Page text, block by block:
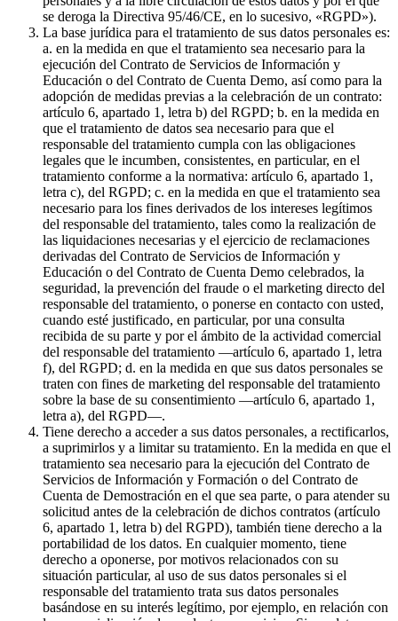
se deroga la Directiva 95/46/CE, en lo sucesivo, «RGPD»).
La base jurídica para el tratamiento de sus datos personales es:
a. en la medida en que el tratamiento sea necesario para la
ejecución del Contrato de Servicios de Información y
Educación o del Contrato de Cuenta Demo, así como para la
adopción de medidas previas a la celebración de un contrato:
artículo 6, apartado 1, letra b) del RGPD; b. en la medida en
que el tratamiento de datos sea necesario para que el
responsable del tratamiento cumpla con las obligaciones
legales que le incumben, consistentes, en particular, en el
tratamiento conforme a la normativa: artículo 6, apartado 1,
letra c), del RGPD; c. en la medida en que el tratamiento sea
necesario para los fines derivados de los intereses legítimos
del responsable del tratamiento, tales como la realización de
las liquidaciones necesarias y el ejercicio de reclamaciones
derivadas del Contrato de Servicios de Información y
Educación o del Contrato de Cuenta Demo celebrados, la
seguridad, la prevención del fraude o el marketing directo del
responsable del tratamiento, o ponerse en contacto con usted,
cuando esté justificado, en particular, por una consulta
recibida de su parte y por el ámbito de la actividad comercial
del responsable del tratamiento —artículo 6, apartado 1, letra
f), del RGPD; d. en la medida en que sus datos personales se
traten con fines de marketing del responsable del tratamiento
sobre la base de su consentimiento —artículo 6, apartado 1,
letra a), del RGPD—.
Tiene derecho a acceder a sus datos personales, a rectificarlos,
a suprimirlos y a limitar su tratamiento. En la medida en que el
tratamiento sea necesario para la ejecución del Contrato de
Servicios de Información y Formación o del Contrato de
Cuenta de Demostración en el que sea parte, o para atender su
solicitud antes de la celebración de dichos contratos (artículo
6, apartado 1, letra b) del RGPD), también tiene derecho a la
portabilidad de los datos. En cualquier momento, tiene
derecho a oponerse, por motivos relacionados con su
situación particular, al uso de sus datos personales si el
responsable del tratamiento trata sus datos personales
basándose en su interés legítimo, por ejemplo, en relación con